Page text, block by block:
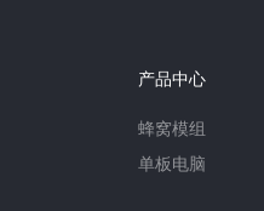
产品中心
蜂窝模组
单板电脑